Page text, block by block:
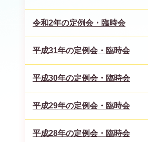
令和2年の定例会・臨時会
平成31年の定例会・臨時会
平成30年の定例会・臨時会
平成29年の定例会・臨時会
平成28年の定例会・臨時会